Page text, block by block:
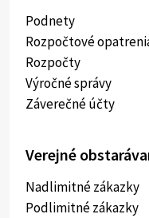
Podnety
Rozpočtové
Rozpočty
Výročné správy
Záverečné účty
Verejné
Nadlimitné zákazky
Podlimitné zákazky